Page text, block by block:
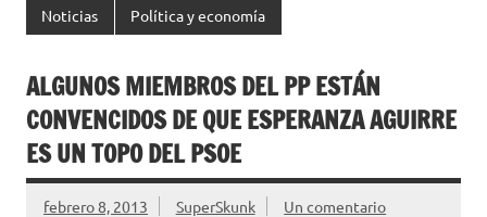
Noticias Política y economía
ALGUNOS MIEMBROS DEL PP ESTÁN
CONVENCIDOS DE QUE ESPERANZA AGUIRRE
ES UN TOPO DEL PSOE
febrero 8, 2013 SuperSkunk Un comentario